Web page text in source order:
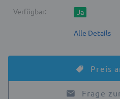
Verfügbar: Ja
Alle Details
Preis
Frage